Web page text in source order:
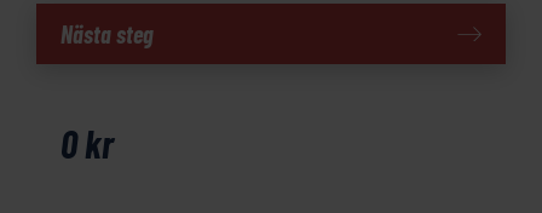
Sicilien
mängd
Nästa steg
0kr